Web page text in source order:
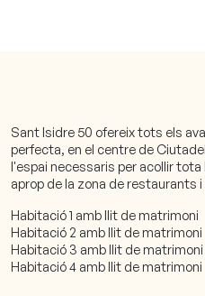
Sant Isidre 50 ofereix tots els
perfecta, en el centre de
l'espai necessaris per acollir
aprop de la zona de restaurants
Habitació 1 amb llit de matrimoni
Habitació 2 amb llit de matrimoni
Habitació 3 amb llit de matrimoni
Habitació 4 amb llit de matrimoni